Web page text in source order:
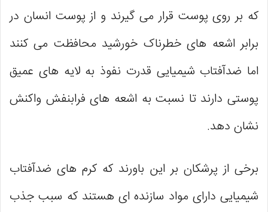
که بر روی پوست قرار می گیرند و از پوست انسان در
برابر اشعه های خطرناک خورشید محافظت می کنند
اما ضدآفتاب شیمیایی قدرت نفوذ به لایه های عمیق
پوستی دارند تا نسبت به اشعه های فرابنفش واکنش
نشان دهد.
برخی از پرشکان بر این باورند که کرم های ضدآفتاب
شیمیایی دارای مواد سازنده ای هستند که سبب جذب